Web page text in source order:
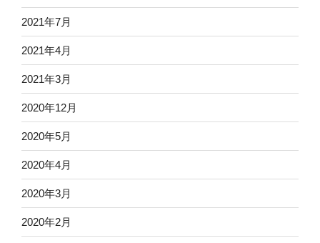
2021年7月
2021年4月
2021年3月
2020年12月
2020年5月
2020年4月
2020年3月
2020年2月